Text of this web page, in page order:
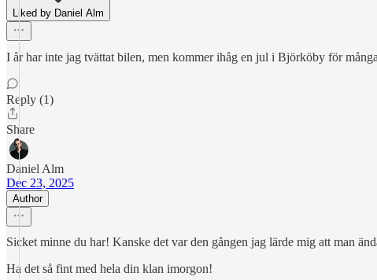
Liked by Daniel Alm
I år har inte jag tvättat bilen, men kommer ihåg en jul i Björköby för
Reply (1)
Share
Daniel Alm
Dec 23, 2025
Author
Sicket minne du har! Kanske det var den gången jag lärde mig att man
Ha det så fint med hela din klan imorgon!